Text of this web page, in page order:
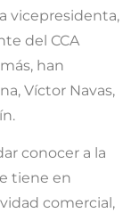
vicepresidenta,
del CCA
han
Víctor Navas,
conocer a la
tiene en
comercial,